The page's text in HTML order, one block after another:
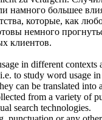
намного большее
которые, как
немного
клиентов.
in different contexts
to study word usage
can be translated into
from a variety of
search technologies.